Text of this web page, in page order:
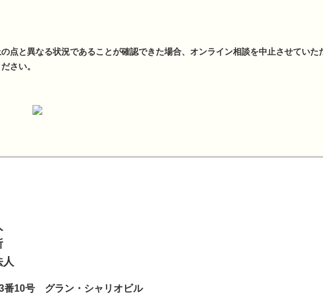
の点と異なる状況であることが確認できた場合、オンライン相談を中止させてい
さい。
人
10号 グラン・シャリオビル